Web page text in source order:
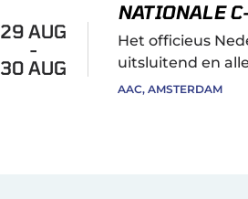
29 AUG
-
30 AUG
NATIONALE
Het officieus
uitsluitend en
AAC, AMSTERDAM